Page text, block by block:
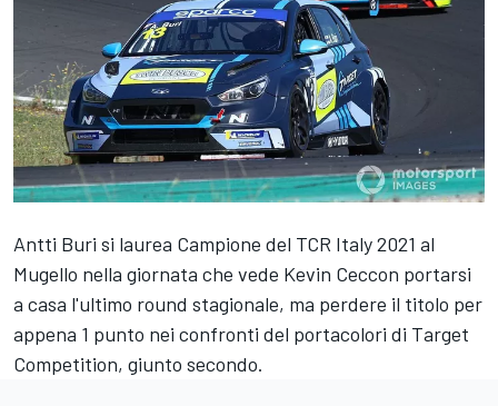
Antti Buri si laurea Campione del TCR Italy 2021 al
Mugello nella giornata che vede Kevin Ceccon portarsi
a casa l'ultimo round stagionale, ma perdere il titolo per
appena 1 punto nei confronti del portacolori di Target
Competition, giunto secondo.